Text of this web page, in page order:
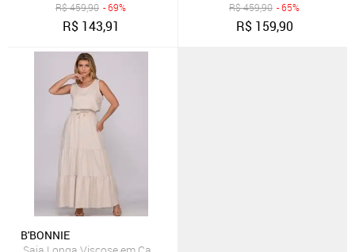
R$459,90 - 69%
R$ 143,91
R$459,90 - 65%
R$ 159,90
B'BONNIE